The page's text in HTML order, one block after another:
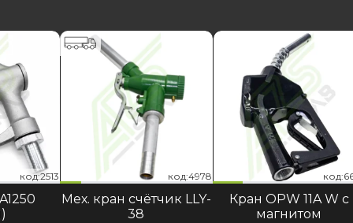
код:2513 код:2513
код:4978 код:4978
Мех. кран счётчик LLY-
38
код:6652 код:6652
Кран OPW 11A W c
магнитом